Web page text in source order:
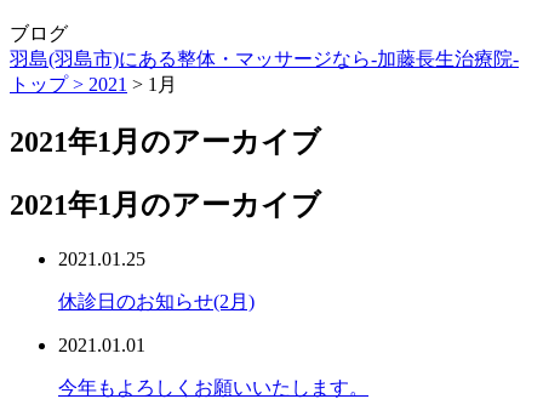
ブログ
羽島(羽島市)にある整体・マッサージなら-加藤長生治療院-
トップ > 2021 > 1月
2021年1月のアーカイブ
2021年1月のアーカイブ
2021.01.25
休診日のお知らせ(2月)
2021.01.01
今年もよろしくお願いいたします。